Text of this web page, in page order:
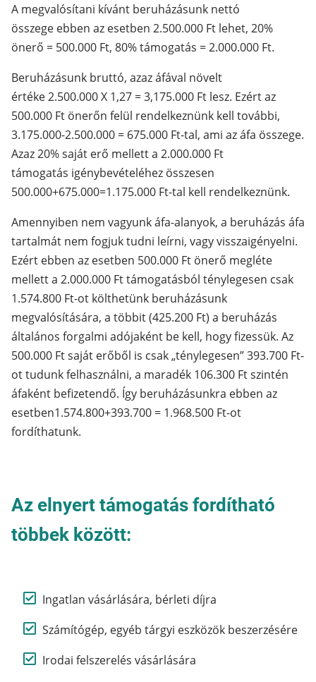
A megvalósítani kívánt beruházásunk nettó
összege ebben az esetben 2.500.000 Ft lehet, 20%
önerő = 500.000 Ft, 80% támogatás = 2.000.000 Ft.
Beruházásunk bruttó, azaz áfával növelt
értéke 2.500.000 X 1,27 = 3,175.000 Ft lesz. Ezért az
500.000 Ft önerőn felül rendelkeznünk kell további,
3.175.000-2.500.000 = 675.000 Ft-tal, ami az áfa összege.
Azaz 20% saját erő mellett a 2.000.000 Ft
támogatás igénybevételéhez összesen
500.000+675.000=1.175.000 Ft-tal kell rendelkeznünk.
Amennyiben nem vagyunk áfa-alanyok, a beruházás áfa
tartalmát nem fogjuk tudni leírni, vagy visszaigényelni.
Ezért ebben az esetben 500.000 Ft önerő megléte
mellett a 2.000.000 Ft támogatásból ténylegesen csak
1.574.800 Ft-ot költhetünk beruházásunk
megvalósítására, a többit (425.200 Ft) a beruházás
általános forgalmi adójaként be kell, hogy fizessük. Az
500.000 Ft saját erőből is csak „ténylegesen” 393.700 Ft-
ot tudunk felhasználni, a maradék 106.300 Ft szintén
áfaként befizetendő. Így beruházásunkra ebben az
esetben1.574.800+393.700 = 1.968.500 Ft-ot
fordíthatunk.
Az elnyert támogatás fordítható
többek között:
Ingatlan vásárlására, bérleti díjra
Számítógép, egyéb tárgyi eszközök beszerzésére
Irodai felszerelés vásárlására